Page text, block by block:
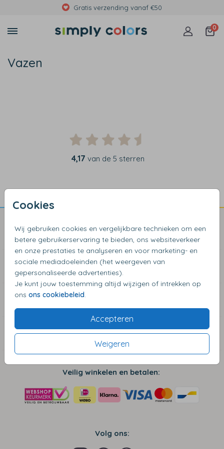
Gratis verzending vanaf €50
0
Cookies
Wij gebruiken cookies en vergelijkbare technieken om een
betere gebruikerservaring te bieden, ons websiteverkeer
en onze prestaties te analyseren en voor marketing- en
sociale mediadoeleinden (het weergeven van
gepersonaliseerde advertenties).
Je kunt jouw toestemming altijd wijzigen of intrekken op
ons ons cookiebeleid.
Accepteren
Weigeren
Vazen
4,17 van de 5 sterren
Blogs & Inspiratie
Zakelijke klanten
Algemene Informatie
Contact
Veilig winkelen en betalen:
Volg ons: